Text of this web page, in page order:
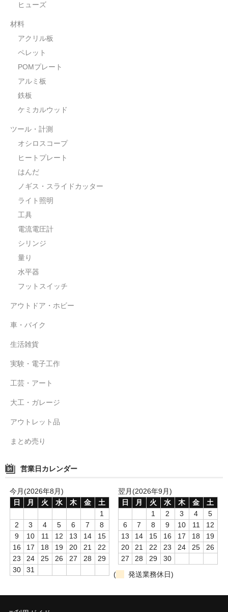
ノギス・スライドカッター
ライト照明
工具
電流電圧計
量り
フットスイッチ
アウトドア・ホビー
生活雑貨
まとめ売り
ヒューズ
材料
アクリル板
ペレット
POMプレート
アルミ板
鉄板
ケミカルウッド
ツール・計測
オシロスコープ
ヒートプレート
はんだ
ノギス・スライドカッター
ライト照明
工具
電流電圧計
シリンジ
量り
水平器
フットスイッチ
アウトドア・ホビー
車・バイク
生活雑貨
実験・電子工作
工芸・アート
大工・ガレージ
アウトレット品
まとめ売り
営業日カレンダー
今月(2026年8月)
日
月 火 水 木 金
土
1
2
3 4 5 6 7
8
9
10 11 12 13 14
15
16
17 18 19 20 21
22
23
24 25 26 27 28
29
30
31
翌月(2026年9月)
日
月 火 水 木 金
土
1
2 3 4
5
6
7 8 9 10 11
12
13
14 15 16 17 18
19
20
21 22 23 24 25
26
27
28 29
30
(
発送業務休日)